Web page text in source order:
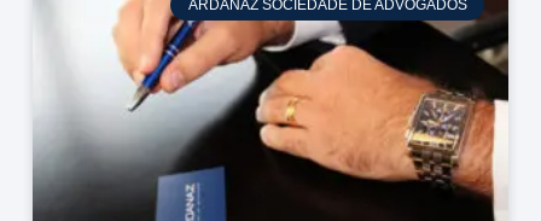
ARDANAZ SOCIEDADE DE ADVOGADOS